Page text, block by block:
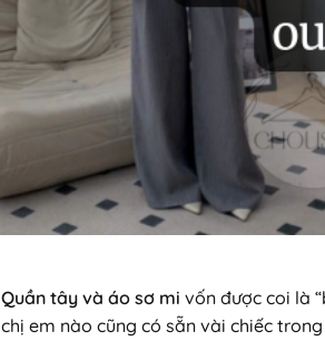
Quần tây và áo sơ mi vốn được coi là
chị em nào cũng có sẵn vài chiếc